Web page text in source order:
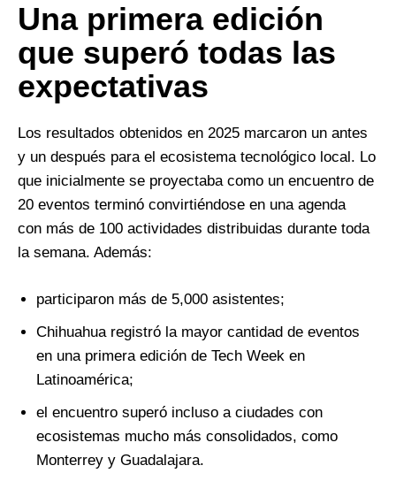
Una primera edición
que superó todas las
expectativas
Los resultados obtenidos en 2025 marcaron un antes
y un después para el ecosistema tecnológico local. Lo
que inicialmente se proyectaba como un encuentro de
20 eventos terminó convirtiéndose en una agenda
con más de 100 actividades distribuidas durante toda
la semana. Además:
participaron más de 5,000 asistentes;
Chihuahua registró la mayor cantidad de eventos
en una primera edición de Tech Week en
Latinoamérica;
el encuentro superó incluso a ciudades con
ecosistemas mucho más consolidados, como
Monterrey y Guadalajara.